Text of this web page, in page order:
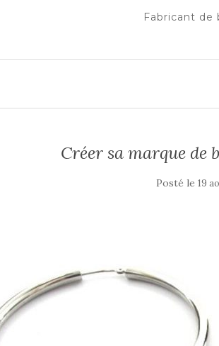
Fabricant de
Créer sa marque de
Posté le 19